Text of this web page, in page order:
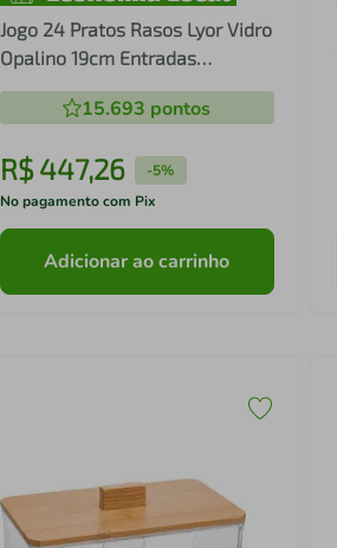
Jogo 24 Pratos Rasos Lyor Vidro
Opalino 19cm Entradas
Sobremesas e Aperitivos Carine
15.693 pontos
R$ 447,26 -5%
No pagamento com Pix
Adicionar ao carrinho